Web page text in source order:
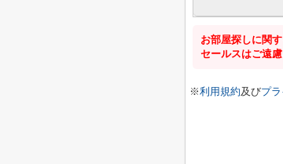
お部屋探しに関
セールスはご遠
※利用規約及びプ